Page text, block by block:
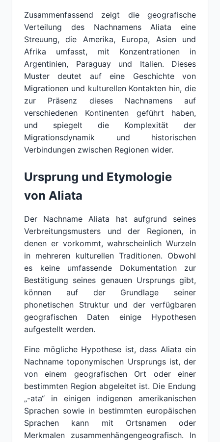
Zusammenfassend zeigt die geografische
Verteilung des Nachnamens Aliata eine
Streuung, die Amerika, Europa, Asien und
Afrika umfasst, mit Konzentrationen in
Argentinien, Paraguay und Italien. Dieses
Muster deutet auf eine Geschichte von
Migrationen und kulturellen Kontakten hin, die
zur Präsenz dieses Nachnamens auf
verschiedenen Kontinenten geführt haben,
und spiegelt die Komplexität der
Migrationsdynamik und historischen
Verbindungen zwischen Regionen wider.
Ursprung und Etymologie
von Aliata
Der Nachname Aliata hat aufgrund seines
Verbreitungsmusters und der Regionen, in
denen er vorkommt, wahrscheinlich Wurzeln
in mehreren kulturellen Traditionen. Obwohl
es keine umfassende Dokumentation zur
Bestätigung seines genauen Ursprungs gibt,
können auf der Grundlage seiner
phonetischen Struktur und der verfügbaren
geografischen Daten einige Hypothesen
aufgestellt werden.
Eine mögliche Hypothese ist, dass Aliata ein
Nachname toponymischen Ursprungs ist, der
von einem geografischen Ort oder einer
bestimmten Region abgeleitet ist. Die Endung
„-ata“ in einigen indigenen amerikanischen
Sprachen sowie in bestimmten europäischen
Sprachen kann mit Ortsnamen oder
Merkmalen zusammenhängengeografisch. In